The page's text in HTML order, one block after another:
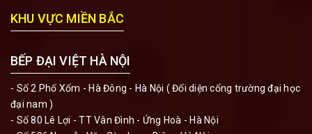
KHU VỰC MIỀN BẮC
BẾP ĐẠI VIỆT HÀ NỘI
- Số 2 Phố Xốm - Hà Đông - Hà Nội ( Đối diện cổng trường đại học
đại nam )
- Số 80 Lê Lợi - TT Vân Đình - Ứng Hoà - Hà Nội